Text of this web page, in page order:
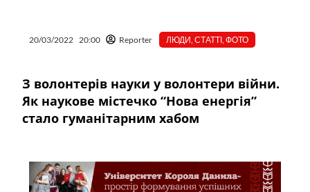
20/03/2022 20:00 Reporter ЛЮДИ ,СТАТТІ ,ФОТО
З волонтерів науки у волонтери війни.
Як наукове містечко “Нова енергія”
стало гуманітарним хабом